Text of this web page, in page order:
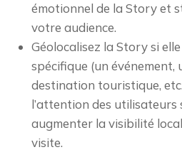
émotionnel de la Story et
votre audience.
Géolocalisez la Story si
spécifique (un événement,
destination touristique,
l’attention des utilisateurs
augmenter la visibilité
visite.